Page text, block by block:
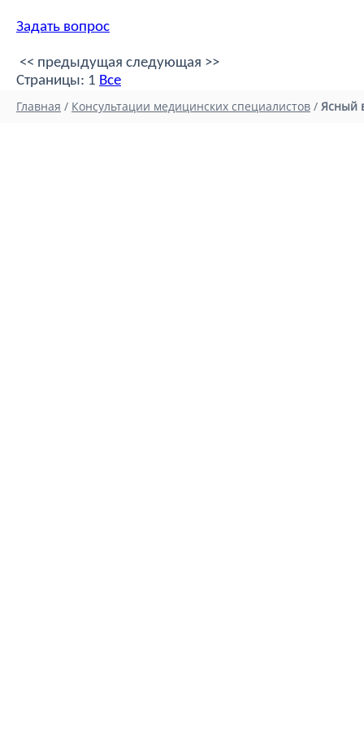
Задать вопрос
<< предыдущая следующая >>
Страницы: 1 Все
Главная / Консультации медицинских специалистов / Ясный